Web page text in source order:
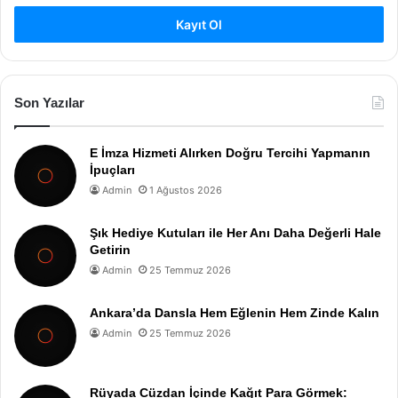
Kayıt Ol
Son Yazılar
E İmza Hizmeti Alırken Doğru Tercihi Yapmanın
İpuçları
Admin 1 Ağustos 2026
Şık Hediye Kutuları ile Her Anı Daha Değerli Hale
Getirin
Admin 25 Temmuz 2026
Ankara’da Dansla Hem Eğlenin Hem Zinde Kalın
Admin 25 Temmuz 2026
Rüyada Cüzdan İçinde Kağıt Para Görmek: